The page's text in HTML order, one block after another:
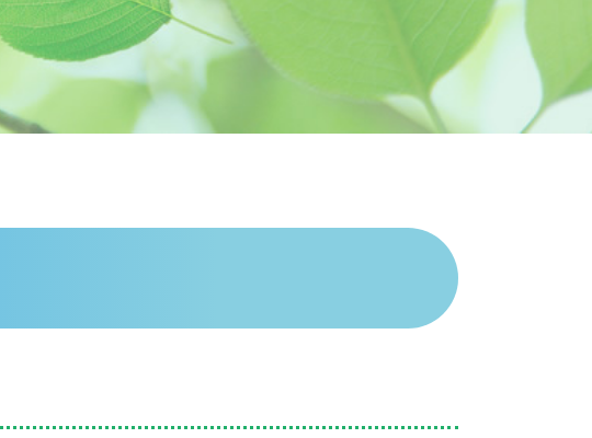
相続手続き 法務局
法定相続人 兄弟
相続順位
相続順位 独身
遺産相続 順位
遺産相続 いつもらえる
相続放棄 手続き 生前